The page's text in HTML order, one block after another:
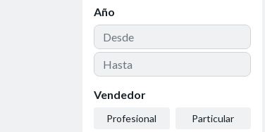
Año
Vendedor
Profesional Particular